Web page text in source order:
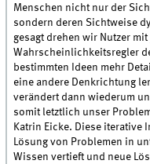
Menschen nicht nur der
sondern deren Sichtweise
gesagt drehen wir Nutzer
Wahrscheinlichkeitsregler
bestimmten Ideen mehr
eine andere Denkrichtung
verändert dann wiederum
somit letztlich unser
Katrin Eicke. Diese iterative
Lösung von Problemen in
Wissen vertieft und neue